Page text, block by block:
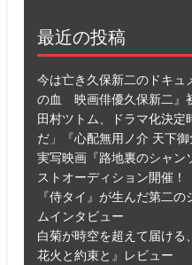
最近の投稿
今は亡き久保新二のドキュ
の血 映画俳優久保新二』
田村ツトム、ドラマ化決定
だ」『心配無用ノ介 天下
実写映画『路地裏のシャン
ストオーディション開催！
『侍タイ』が生んだ第二
ムインタビュー
白菊が時空を超えて届ける
花火と約束と』レビュー